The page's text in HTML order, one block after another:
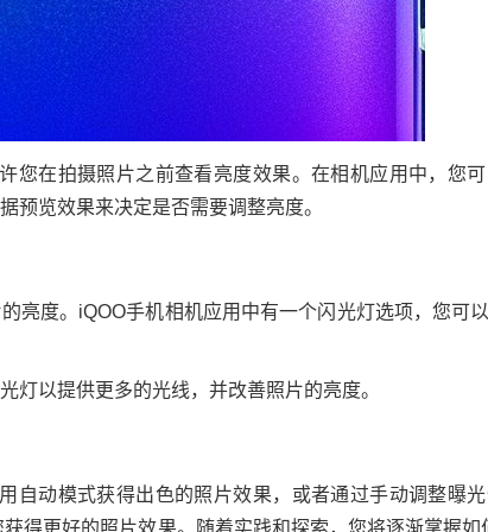
您在拍摄照片之前查看亮度效果。在相机应用中，您
预览效果来决定是否需要调整亮度。
亮度。iQOO手机相机应用中有一个闪光灯选项，您可
灯以提供更多的光线，并改善照片的亮度。
自动模式获得出色的照片效果，或者通过手动调整曝
得更好的照片效果。随着实践和探索，您将逐渐掌握如